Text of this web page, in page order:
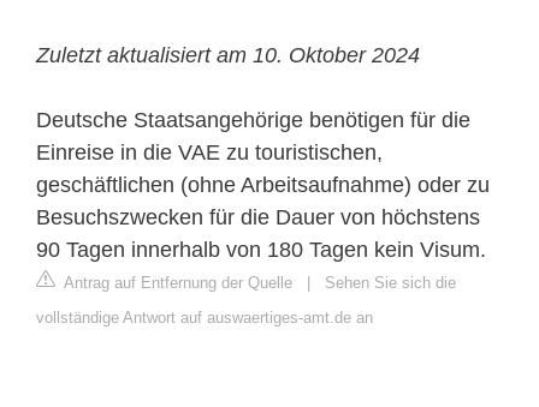
Zuletzt aktualisiert am 10. Oktober 2024
Deutsche Staatsangehörige benötigen für die
Einreise in die VAE zu touristischen,
geschäftlichen (ohne Arbeitsaufnahme) oder zu
Besuchszwecken für die Dauer von höchstens
90 Tagen innerhalb von 180 Tagen kein Visum.
Antrag auf Entfernung der Quelle
Sehen Sie sich die
vollständige Antwort auf auswaertiges-amt.de an